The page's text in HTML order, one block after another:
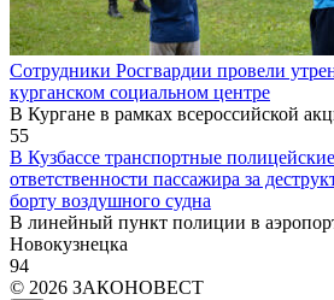
Сотрудники Росгвардии провели
курганском социальном центре
В Кургане в рамках всероссийской
55
В Кузбассе транспортные
ответственности пассажира за
борту воздушного судна
В линейный пункт полиции в
Новокузнецка
94
© 2026 ЗАКОНОВЕСТ